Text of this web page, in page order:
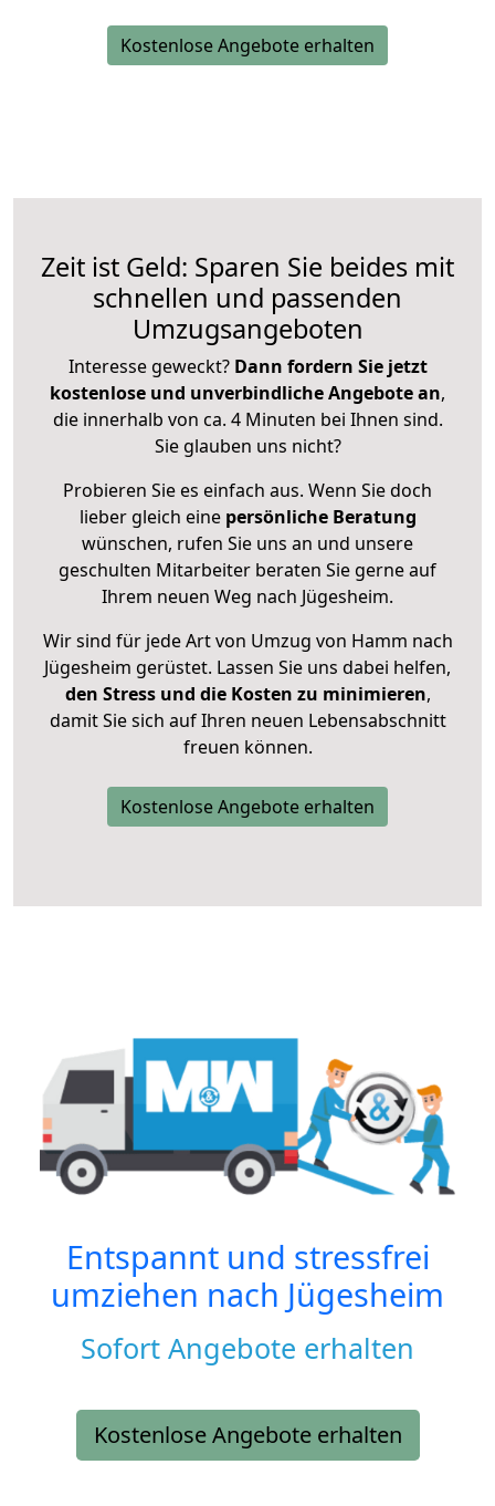
Kostenlose Angebote erhalten
Zeit ist Geld: Sparen Sie beides mit
schnellen und passenden
Umzugsangeboten
Interesse geweckt? Dann fordern Sie jetzt
kostenlose und unverbindliche Angebote an,
die innerhalb von ca. 4 Minuten bei Ihnen sind.
Sie glauben uns nicht?
Probieren Sie es einfach aus. Wenn Sie doch
lieber gleich eine persönliche Beratung
wünschen, rufen Sie uns an und unsere
geschulten Mitarbeiter beraten Sie gerne auf
Ihrem neuen Weg nach Jügesheim.
Wir sind für jede Art von Umzug von Hamm nach
Jügesheim gerüstet. Lassen Sie uns dabei helfen,
den Stress und die Kosten zu minimieren,
damit Sie sich auf Ihren neuen Lebensabschnitt
freuen können.
Kostenlose Angebote erhalten
Entspannt und stressfrei
umziehen nach Jügesheim
Sofort Angebote erhalten
Kostenlose Angebote erhalten